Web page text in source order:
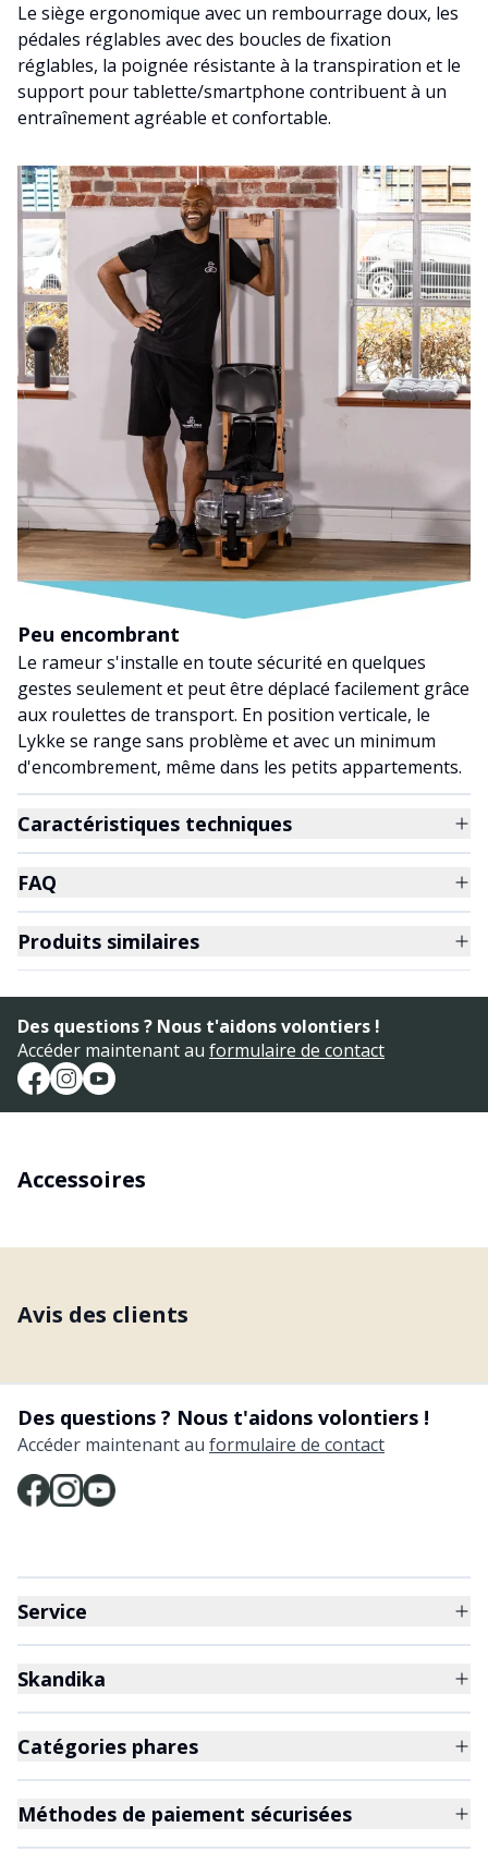
Le siège ergonomique avec un rembourrage doux, les
pédales réglables avec des boucles de fixation
réglables, la poignée résistante à la transpiration et le
support pour tablette/smartphone contribuent à un
entraînement agréable et confortable.
Peu encombrant
Le rameur s'installe en toute sécurité en quelques
gestes seulement et peut être déplacé facilement grâce
aux roulettes de transport. En position verticale, le
Lykke se range sans problème et avec un minimum
d'encombrement, même dans les petits appartements.
Caractéristiques techniques
FAQ
Produits similaires
Des questions ? Nous t'aidons volontiers !
Accéder maintenant au formulaire de contact
Accessoires
Avis des clients
Des questions ? Nous t'aidons volontiers !
Accéder maintenant au formulaire de contact
Service
Skandika
Catégories phares
Méthodes de paiement sécurisées